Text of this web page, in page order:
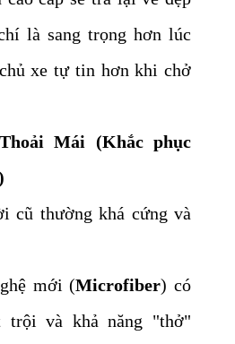
là sang trọng hơn lúc
xe tự tin hơn khi chở
Mái (Khắc phục
cũ thường khá cứng và
mới (Microfiber) có
trội và khả năng "thở"